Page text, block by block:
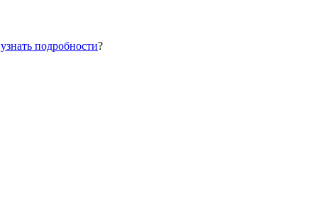
узнать подробности?